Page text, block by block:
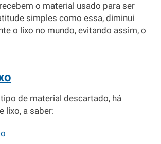
o material usado para ser
simples como essa, diminui
o lixo no mundo, evitando assim, o
de material descartado, há
lixo, a saber: